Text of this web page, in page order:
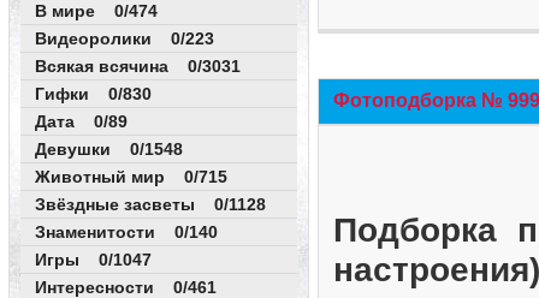
В мире 0/474
Видеоролики 0/223
Всякая всячина 0/3031
Гифки 0/830
Дата 0/89
Девушки 0/1548
Животный мир 0/715
Звёздные засветы 0/1128
Знаменитости 0/140
Игры 0/1047
Интересности 0/461
Фотоподборка №
Подборка